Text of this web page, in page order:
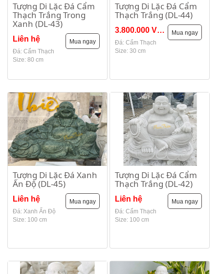
Tượng Di Lặc Đá Cẩm
Thạch Trắng Trong
Xanh (DL-43)
Liên hệ
Đá: Cẩm Thạch
Size: 80 cm
Mua ngay
Tượng Di Lặc Đá Cẩm
Thạch Trắng (DL-44)
3.800.000 VNĐ
Đá: Cẩm Thạch
Size: 30 cm
Mua ngay
Tượng Di Lặc Đá Xanh
Ấn Độ (DL-45)
Liên hệ
Đá: Xanh Ấn Độ
Size: 100 cm
Mua ngay
Tượng Di Lặc Đá Cẩm
Thạch Trắng (DL-42)
Liên hệ
Đá: Cẩm Thạch
Size: 100 cm
Mua ngay